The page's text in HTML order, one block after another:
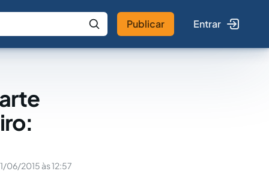
IA Buscar no Jus
Publicar Entrar
06/2015 às 12:57